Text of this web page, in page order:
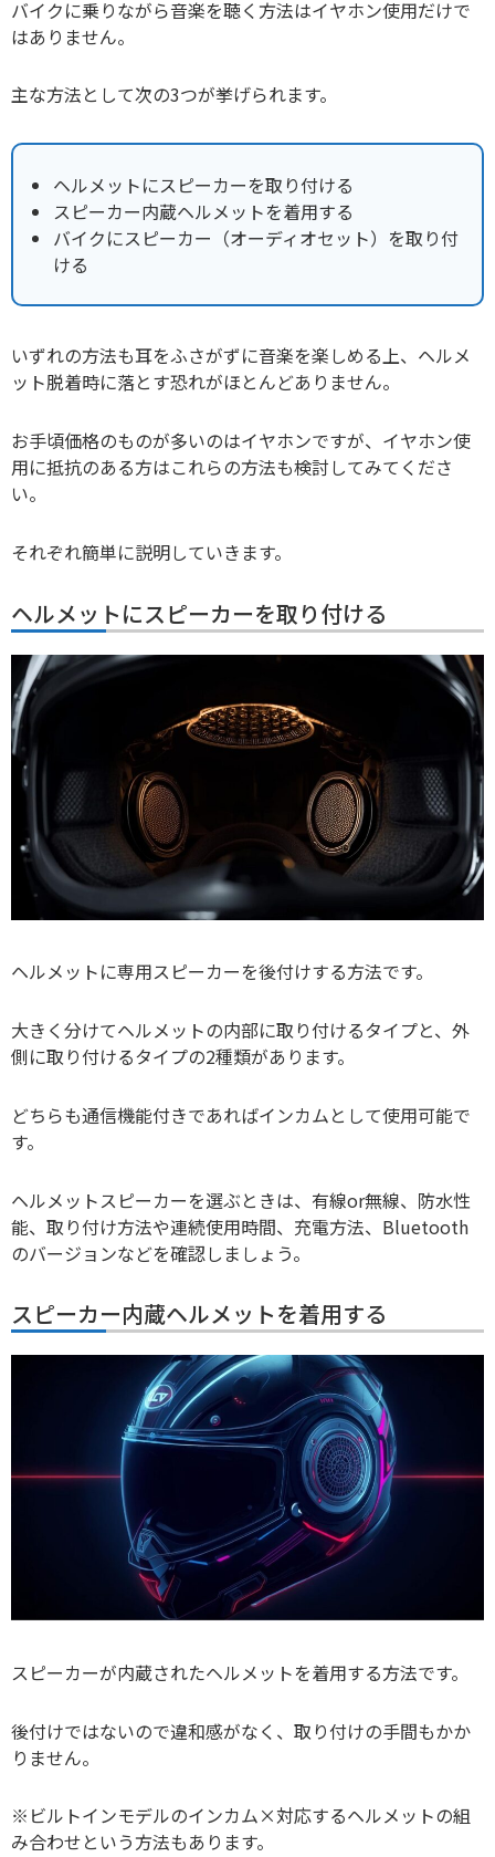
バイクに乗りながら音楽を聴く方法はイヤホン使用だけで
はありません。
主な方法として次の3つが挙げられます。
ヘルメットにスピーカーを取り付ける
スピーカー内蔵ヘルメットを着用する
バイクにスピーカー（オーディオセット）を取り付
ける
いずれの方法も耳をふさがずに音楽を楽しめる上、ヘルメ
ット脱着時に落とす恐れがほとんどありません。
お手頃価格のものが多いのはイヤホンですが、イヤホン使
用に抵抗のある方はこれらの方法も検討してみてくださ
い。
それぞれ簡単に説明していきます。
ヘルメットにスピーカーを取り付ける
ヘルメットに専用スピーカーを後付けする方法です。
大きく分けてヘルメットの内部に取り付けるタイプと、外
側に取り付けるタイプの2種類があります。
どちらも通信機能付きであればインカムとして使用可能で
す。
ヘルメットスピーカーを選ぶときは、有線or無線、防水性
能、取り付け方法や連続使用時間、充電方法、Bluetooth
のバージョンなどを確認しましょう。
スピーカー内蔵ヘルメットを着用する
スピーカーが内蔵されたヘルメットを着用する方法です。
後付けではないので違和感がなく、取り付けの手間もかか
りません。
※ビルトインモデルのインカム×対応するヘルメットの組
み合わせという方法もあります。